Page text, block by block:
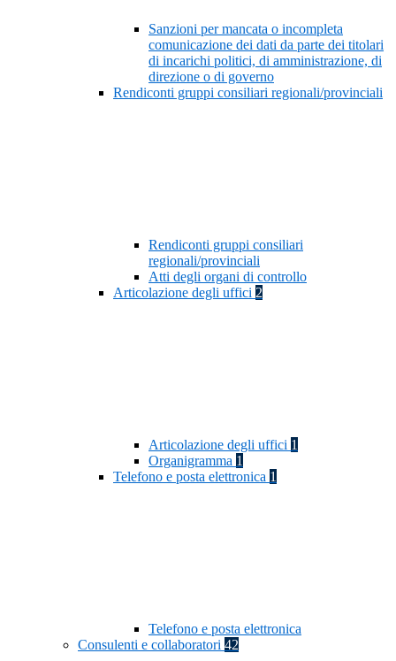
Sanzioni per mancata o incompleta
comunicazione dei dati da parte dei titolari
di incarichi politici, di amministrazione, di
direzione o di governo
Rendiconti gruppi consiliari regionali/provinciali
Rendiconti gruppi consiliari
regionali/provinciali
Atti degli organi di controllo
Articolazione degli uffici 2
Articolazione degli uffici 1
Organigramma 1
Telefono e posta elettronica 1
Telefono e posta elettronica
Consulenti e collaboratori 42